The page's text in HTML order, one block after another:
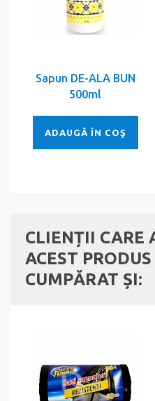
Sapun DE-ALA BUN
500ml
ADAUGĂ ÎN COŞ
CLIENȚII CARE
ACEST
CUMPĂRAT ȘI: